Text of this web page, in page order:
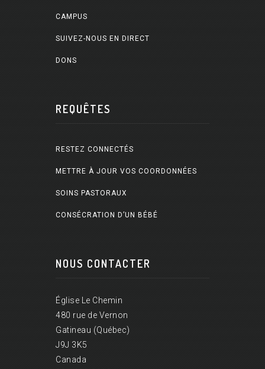
CAMPUS
SUIVEZ-NOUS EN DIRECT
DONS
REQUÊTES
RESTEZ CONNECTÉS
METTRE À JOUR VOS COORDONNÉES
SOINS PASTORAUX
CONSÉCRATION D’UN BÉBÉ
NOUS CONTACTER
Église Le Chemin
480 rue de Vernon
Gatineau (Québec)
J9J 3K5
Canada